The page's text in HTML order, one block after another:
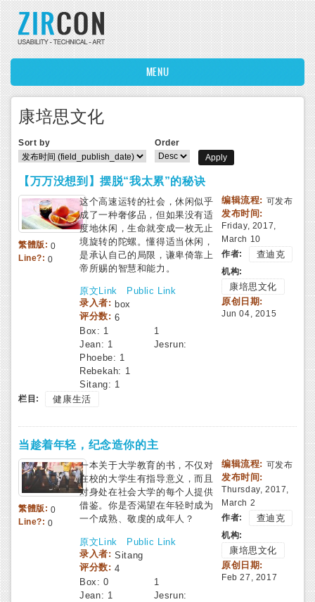
Skip to main content
MENU
康培思文化
Sort by Order
【万万没想到】摆脱“我太累”的秘诀
繁體版: 0
Line?:0
这个高速运转的社会，休闲似乎
成了一种奢侈品，但如果没有适
度地休闲，生命就变成一枚无止
境旋转的陀螺。懂得适当休闲，
是承认自己的局限，谦卑倚靠上
帝所赐的智慧和能力。
原文Link
Public Link
录入者:box
评分数:6
Box: 1
Jean: 1 Jesrun:
1
Phoebe: 1
Rebekah: 1
Sitang: 1
编辑流程: 可发布
发布时间:
Friday, 2017,
March 10
作者:
查迪克
机构:
康培思文化
原创日期:
Jun 04, 2015
栏目: 健康生活
当趁着年轻，纪念造你的主
繁體版: 0
Line?:0
一本关于大学教育的书，不仅对
在校的大学生有指导意义，而且
对身处在社会大学的每个人提供
借鉴。你是否渴望在年轻时成为
一个成熟、敬虔的成年人？
原文Link
Public Link
录入者: Sitang
评分数:4
Box:0
Jean: 1 Jesrun:
1
编辑流程: 可发布
发布时间:
Thursday, 2017,
March 2
作者:
查迪克
机构:
康培思文化
原创日期:
Feb 27, 2017